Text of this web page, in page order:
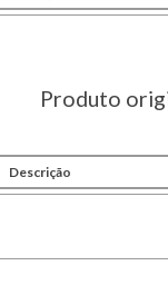
Produto
Descrição